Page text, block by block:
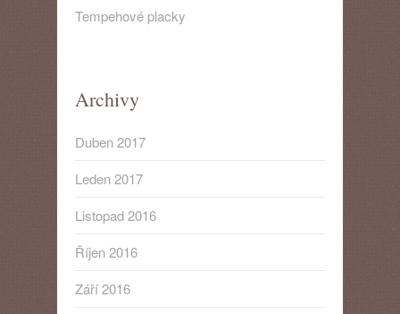
Tempehové placky
Archivy
Duben 2017
Leden 2017
Listopad 2016
Říjen 2016
Září 2016